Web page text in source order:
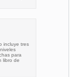
incluye tres
para
libro de